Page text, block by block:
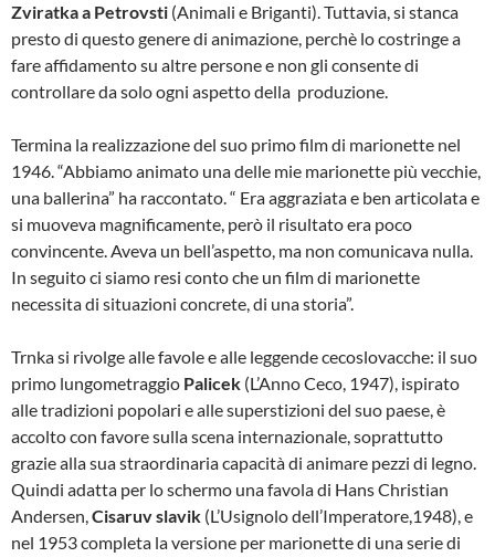
Zviratka a Petrovsti (Animali e Briganti). Tuttavia, si stanca
presto di questo genere di animazione, perchè lo costringe a
fare affidamento su altre persone e non gli consente di
controllare da solo ogni aspetto della produzione.
Termina la realizzazione del suo primo film di marionette nel
1946. “Abbiamo animato una delle mie marionette più vecchie,
una ballerina” ha raccontato. “ Era aggraziata e ben articolata e
si muoveva magnificamente, però il risultato era poco
convincente. Aveva un bell’aspetto, ma non comunicava nulla.
In seguito ci siamo resi conto che un film di marionette
necessita di situazioni concrete, di una storia”.
Trnka si rivolge alle favole e alle leggende cecoslovacche: il suo
primo lungometraggio Palicek (L’Anno Ceco, 1947), ispirato
alle tradizioni popolari e alle superstizioni del suo paese, è
accolto con favore sulla scena internazionale, soprattutto
grazie alla sua straordinaria capacità di animare pezzi di legno.
Quindi adatta per lo schermo una favola di Hans Christian
Andersen,Cisaruv slavik (L’Usignolo dell’Imperatore,1948), e
nel 1953 completa la versione per marionette di una serie di